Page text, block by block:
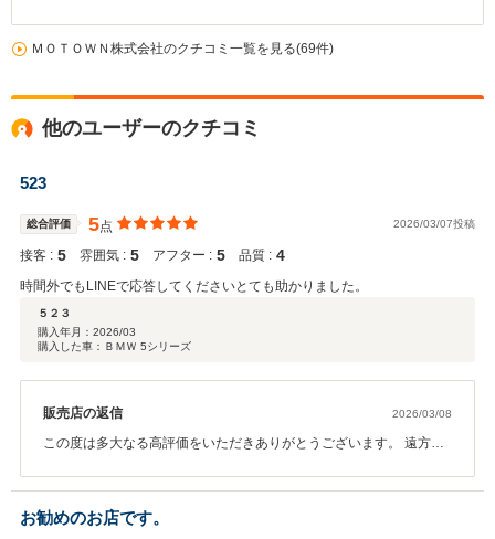
ＭＯＴＯＷＮ株式会社のクチコミ一覧を見る(69件)
他のユーザーのクチコミ
523
総合評価 5点 2026/03/07投稿
接客 : 5 雰囲気 : 5 アフター : 5 品質 : 4
時間外でもLINEで応答してくださいとても助かりました。
５２３
購入年月： 2026/03
購入した車：ＢＭＷ 5シリーズ
販売店の返信 2026/03/08
この度は多大なる高評価をいただきありがとうございます。 遠方か
はイメージ通りとの事で、安堵の気持ちでございました。 早朝から
の移動で、帰り道中も大変だったかと思いますが、どうぞ今後の
お勧めのお店です。